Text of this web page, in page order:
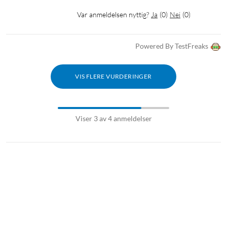
Var anmeldelsen nyttig? Ja (0) Nei (0)
Powered By TestFreaks
VIS FLERE VURDERINGER
Viser 3 av 4 anmeldelser